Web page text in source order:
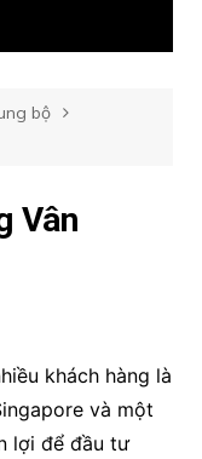
bộ
Vân
khách hàng là
và một
lợi để đầu tư